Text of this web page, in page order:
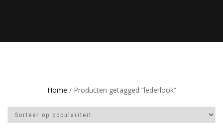
Home / Producten getagged “lederlook”